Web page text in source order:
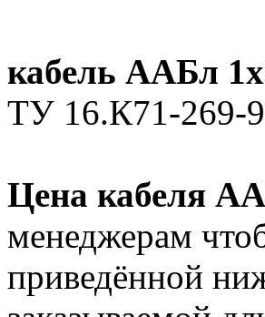
кабель ААБл
ТУ 16.К71-269-
Цена кабеля
менеджерам
приведённой